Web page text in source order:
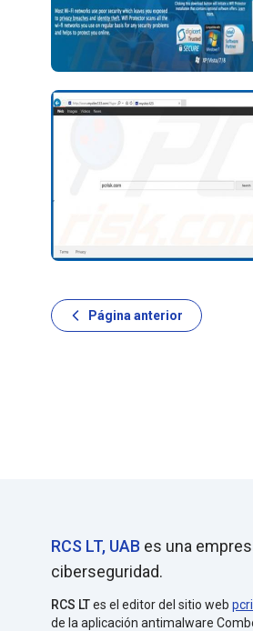
Página anterior
RCS LT, UAB es una
ciberseguridad.
RCS LTes el editor del sitio web
de la aplicación antimalware